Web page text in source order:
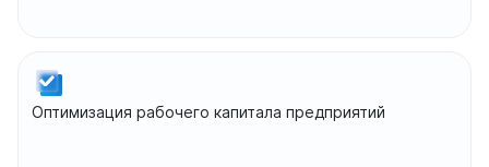
Оптимизация рабочего капитала предприятий